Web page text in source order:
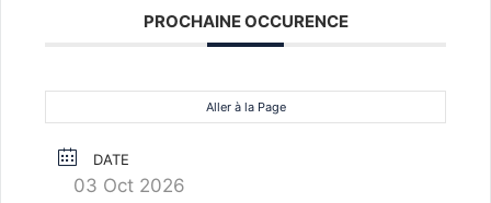
PROCHAINE OCCURENCE
Aller à la Page
DATE
03 Oct 2026